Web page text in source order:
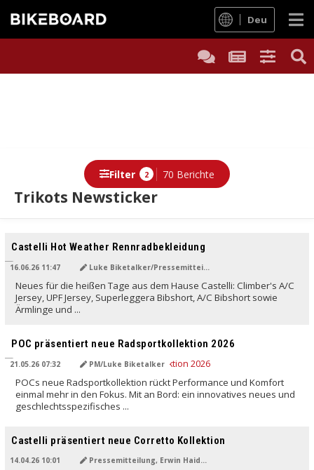
Deu
Trikots Newsticker
Filter 2 70 Berichte
Berichte
Castelli Hot Weather Rennradbekleidung
16.06.26 11:47 Luke Biketalker/Pressemitteilung
Neues für die heißen Tage aus dem Hause Castelli: Climber's A/C
Jersey, UPF Jersey, Superleggera Bibshort, A/C Bibshort sowie
Ärmlinge und ...
POC präsentiert neue Radsportkollektion 2026
21.05.26 07:32 PM/Luke Biketalker
POCs neue Radsportkollektion rückt Performance und Komfort
einmal mehr in den Fokus. Mit an Bord: ein innovatives neues und
geschlechtsspezifisches ...
Castelli präsentiert neue Corretto Kollektion
14.04.26 10:01 Pressemitteilung, Erwin Haiden